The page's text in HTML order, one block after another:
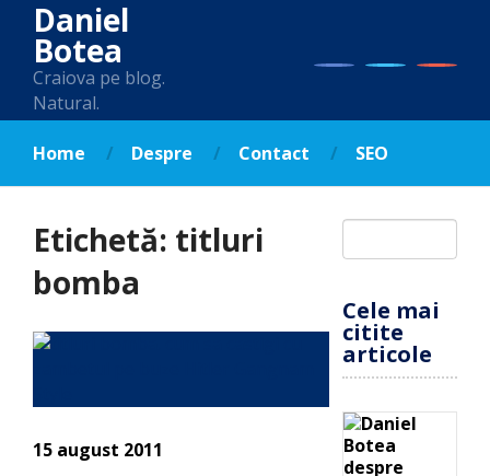
Daniel
Botea
Craiova pe blog.
Natural.
Home Despre Contact SEO
Etichetă: titluri
bomba
15 august 2011
Cele mai
citite
articole